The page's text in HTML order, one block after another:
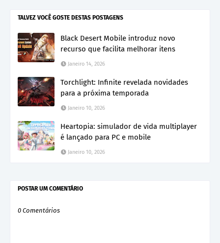
TALVEZ VOCÊ GOSTE DESTAS POSTAGENS
Black Desert Mobile introduz novo
recurso que facilita melhorar itens
Janeiro 14, 2026
Torchlight: Infinite revelada novidades
para a próxima temporada
Janeiro 10, 2026
Heartopia: simulador de vida multiplayer
é lançado para PC e mobile
Janeiro 10, 2026
POSTAR UM COMENTÁRIO
0 Comentários